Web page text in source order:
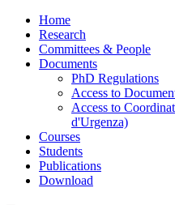
Home
Research
Committees & People
Documents
PhD Regulations
Access to
Access to
d'Urgenza)
Courses
Students
Publications
Download